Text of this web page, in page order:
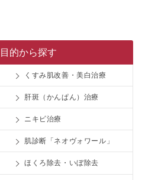
的から探す
くすみ肌改善・美白治療
肝斑（かんぱん）治療
ニキビ治療
肌診断「ネオヴォワール」
ほくろ除去・いぼ除去